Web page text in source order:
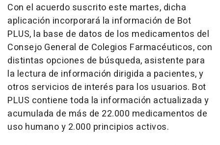
Con el acuerdo suscrito este martes, dicha
aplicación incorporará la información de Bot
PLUS, la base de datos de los medicamentos del
Consejo General de Colegios Farmacéuticos, con
distintas opciones de búsqueda, asistente para
la lectura de información dirigida a pacientes, y
otros servicios de interés para los usuarios. Bot
PLUS contiene toda la información actualizada y
acumulada de más de 22.000 medicamentos de
uso humano y 2.000 principios activos.